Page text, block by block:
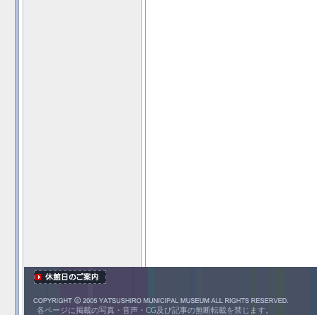
各ページに掲載の写真・音声・CG及び記事の無断転載を禁じます。